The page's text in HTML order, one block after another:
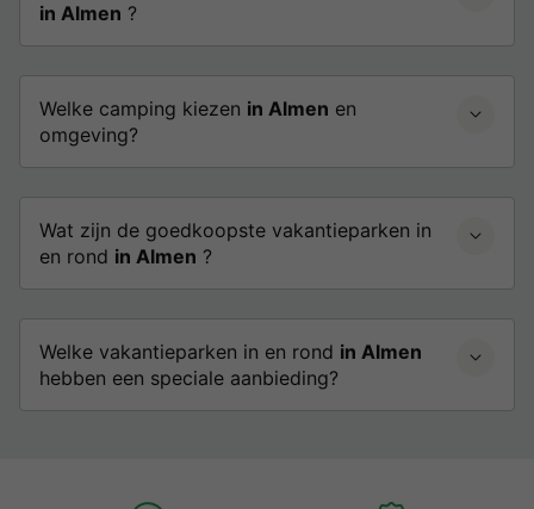
in Almen ?
Welke camping kiezen in Almen en
omgeving?
Wat zijn de goedkoopste vakantieparken in
en rond in Almen ?
Welke vakantieparken in en rond in Almen
hebben een speciale aanbieding?